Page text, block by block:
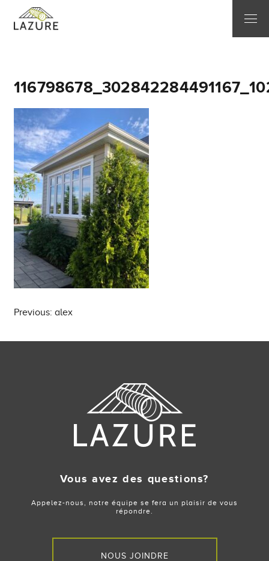
Post
navigation
Previous: alex
Vous avez des questions?
Appelez-nous, notre équipe se fera un plaisir de vous
répondre.
NOUS JOINDRE